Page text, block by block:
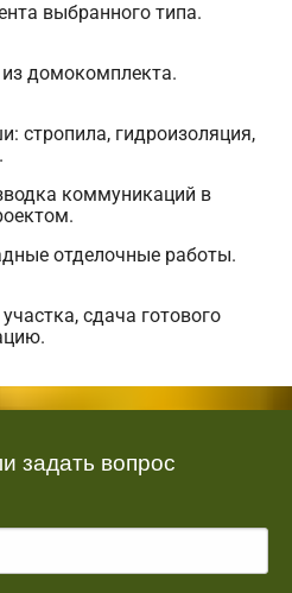
выбранного типа.
домокомплекта.
стропила, гидроизоляция,
коммуникаций в
отделочные работы.
сдача готового
задать вопрос